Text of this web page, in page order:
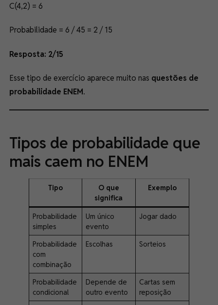
C(4,2) = 6
Probabilidade = 6 / 45 = 2 / 15
Resposta: 2/15
Esse tipo de exercício aparece muito nas questões de
probabilidade ENEM.
Tipos de probabilidade que
mais caem no ENEM
Tipo
O que
significa
Exemplo
Probabilidade
simples
Um único
evento
Jogar dado
Probabilidade
com
combinação
Escolhas Sorteios
Probabilidade
condicional
Depende de
outro evento
Cartas sem
reposição